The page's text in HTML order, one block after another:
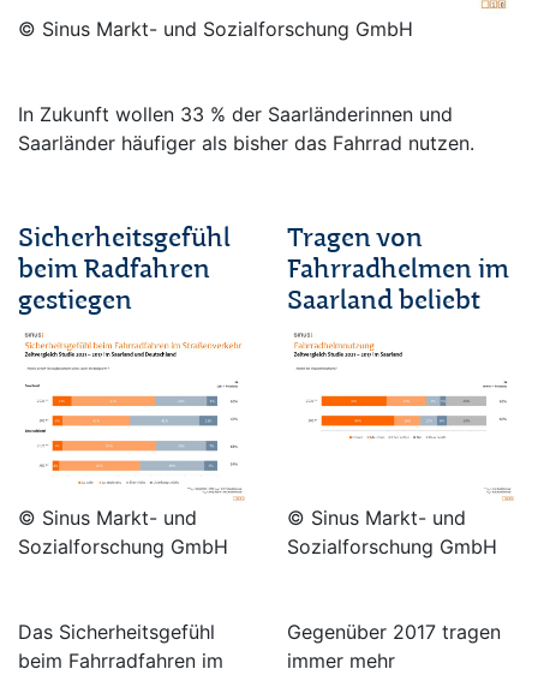
© Sinus Markt- und Sozialforschung GmbH
In Zukunft wollen 33 % der Saarländerinnen und
Saarländer häufiger als bisher das Fahrrad nutzen.
Sicherheitsgefühl
beim Radfahren
gestiegen
© Sinus Markt- und
Sozialforschung GmbH
Das Sicherheitsgefühl
beim Fahrradfahren im
Tragen von
Fahrradhelmen im
Saarland beliebt
© Sinus Markt- und
Sozialforschung GmbH
Gegenüber 2017 tragen
immer mehr